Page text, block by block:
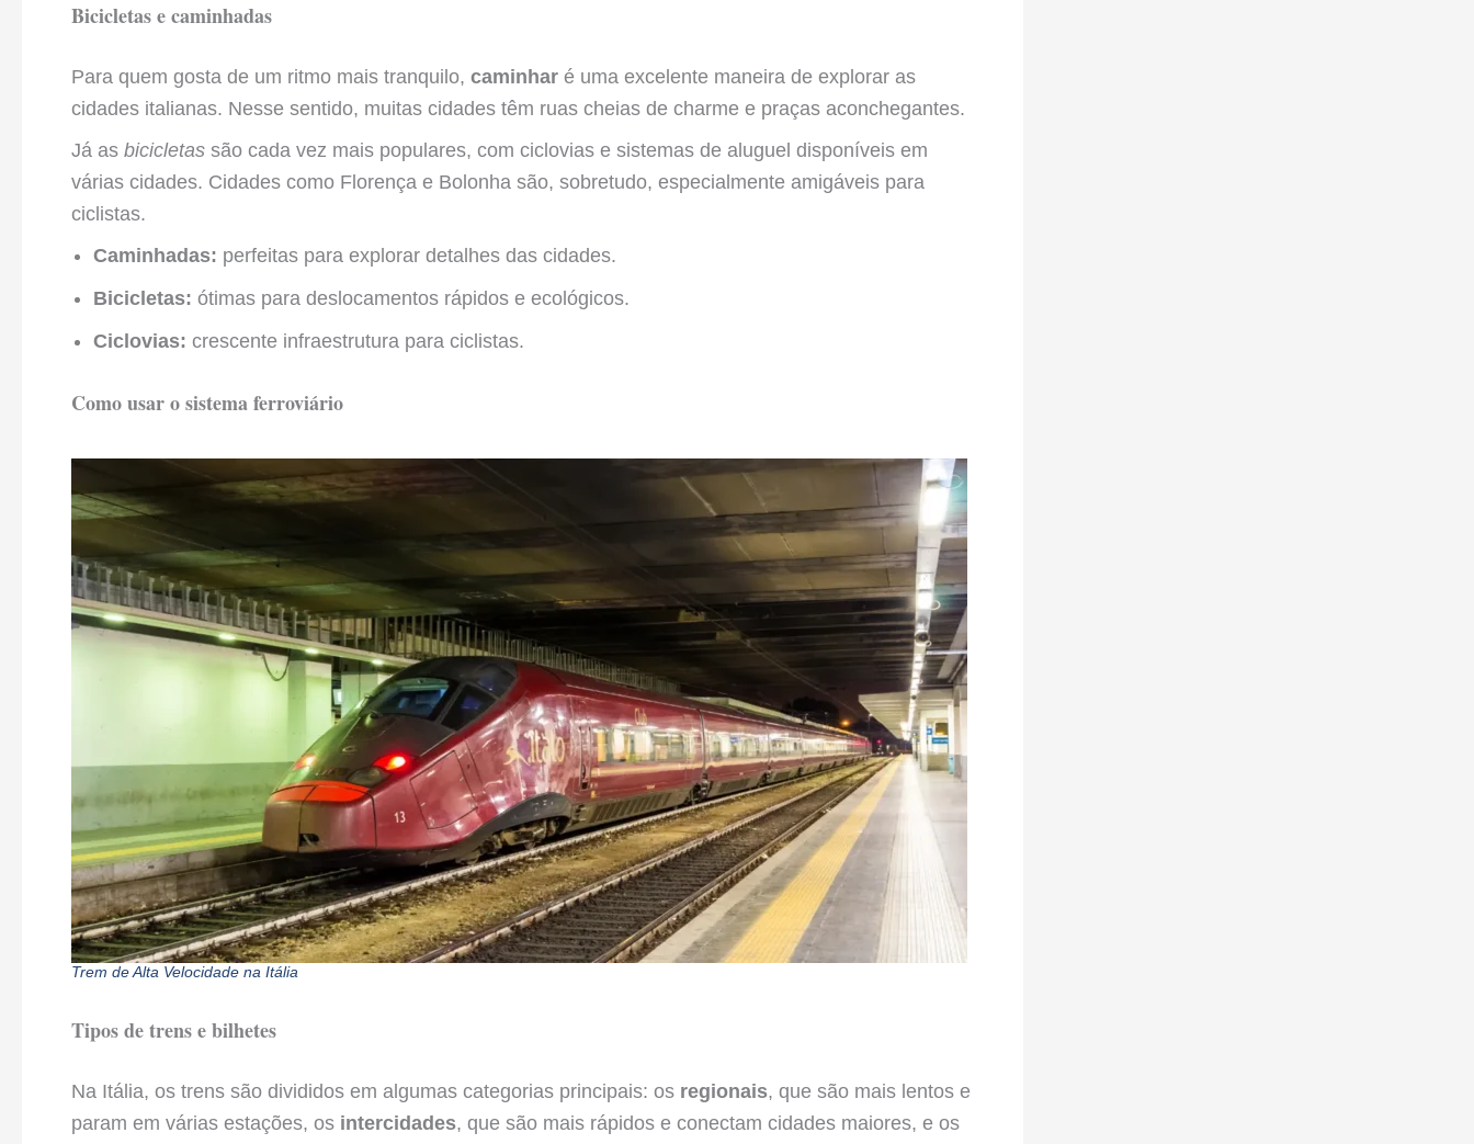
Bicicletas e caminhadas
Para quem gosta de um ritmo mais tranquilo, caminhar é uma excelente maneira de explorar as
cidades italianas. Nesse sentido, muitas cidades têm ruas cheias de charme e praças aconchegantes.
Já as bicicletas são cada vez mais populares, com ciclovias e sistemas de aluguel disponíveis em
várias cidades. Cidades como Florença e Bolonha são, sobretudo, especialmente amigáveis para
ciclistas.
Caminhadas: perfeitas para explorar detalhes das cidades.
Bicicletas: ótimas para deslocamentos rápidos e ecológicos.
Ciclovias: crescente infraestrutura para ciclistas.
Como usar o sistema ferroviário
Trem de Alta Velocidade na Itália
Tipos de trens e bilhetes
Na Itália, os trens são divididos em algumas categorias principais: os regionais, que são mais lentos e
param em várias estações, os intercidades, que são mais rápidos e conectam cidades maiores, e os